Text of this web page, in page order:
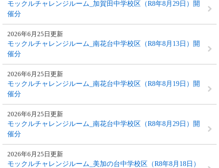
モックルチャレンジルーム_加賀田中学校区（R8年8月29日）開
催分
モックルチャレンジルーム_南花台中学校区（R8年8月13日）開
催分
2026年6月25日更新
モックルチャレンジルーム_南花台中学校区（R8年8月19日）開
催分
2026年6月25日更新
モックルチャレンジルーム_南花台中学校区（R8年8月29日）開
催分
2026年6月25日更新
モックルチャレンジルーム_美加の台中学校区（R8年8月18日）
2026年6月25日更新